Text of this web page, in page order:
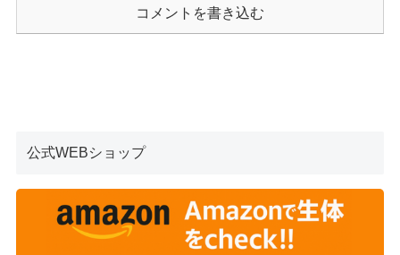
コメントを書き込む
公式WEBショップ